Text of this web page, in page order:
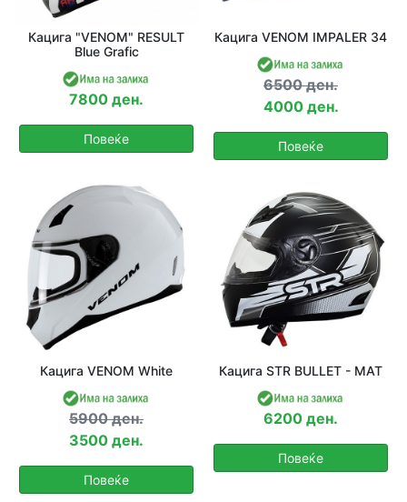
Кацига "VENOM" RESULT
Blue Grafic
7800 ден.
Повеќе
Кацига VENOM IMPALER 34
6500 ден.
4000 ден.
Повеќе
Кацига VENOM White
5900 ден.
3500 ден.
Повеќе
Кацига STR BULLET - МАТ
6200 ден.
Повеќе